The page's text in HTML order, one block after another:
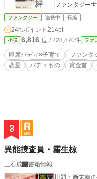
ファンタジー
ファンタジー 連載中 長編
24h.ポイント 214pt
小説 6,816 位 / 228,870件 ファ
即席バディ×子育て ファンタ
恋愛
バディもの 賞金首
3
異能捜査員・霧生椋
三石成
書籍情報
旧題：断末魔の視覚 霧生椋は、過去のとある